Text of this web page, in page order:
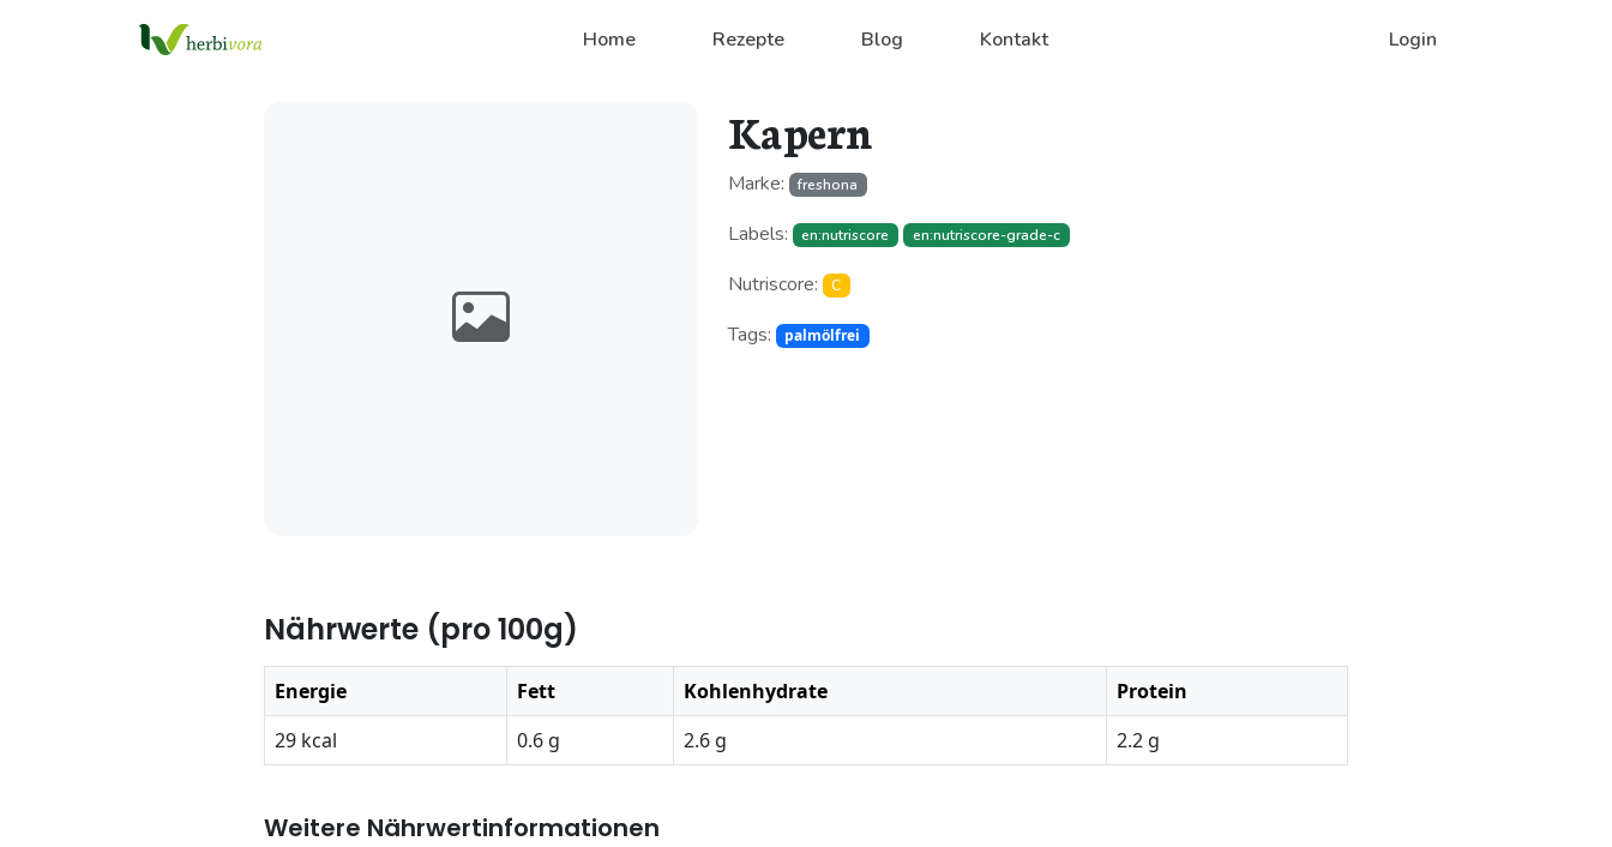
Home Rezepte Blog Kontakt Login
Kapern
Marke: freshona
Labels: en:nutriscore en:nutriscore-grade-c
Nutriscore: C
Tags: palmölfrei
Nährwerte (pro 100g)
Energie Fett Kohlenhydrate
Protein
29 kcal
0.6 g 2.6 g 2.2 g
Weitere Nährwertinformationen